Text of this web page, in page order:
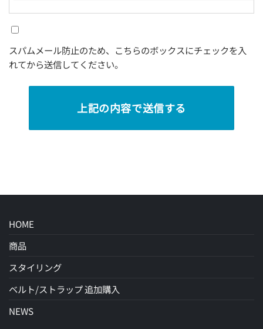
スパムメール防止のため、こちらのボックスにチェックを入
れてから送信してください。
HOME
商品
スタイリング
ベルト/ストラップ 追加購入
NEWS